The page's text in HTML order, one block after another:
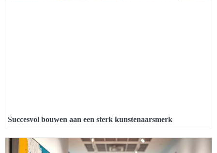
Succesvol bouwen aan een sterk kunstenaarsmerk